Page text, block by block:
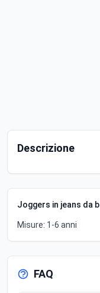
Descrizione
Joggers in jeans da
Misure: 1-6 anni
FAQ